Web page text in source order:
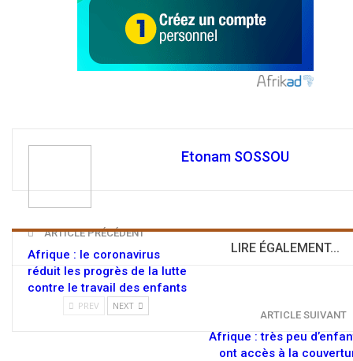
Etonam SOSSOU
ARTICLE PRÉCÉDENT
Afrique : le coronavirus
réduit les progrès de la lutte
contre le travail des enfants
ARTICLE SUIVANT
Afrique : très peu
ont accès à la
LIRE ÉGALEMENT...
PREV NEXT